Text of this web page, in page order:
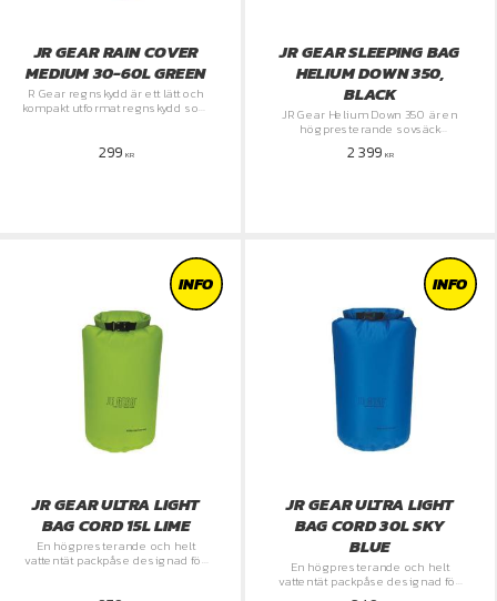
JR GEAR RAIN COVER
MEDIUM 30-60L GREEN
R Gear regnskydd är ett lätt och
kompakt utformat regnskydd som
299 KR
JR GEAR SLEEPING BAG
HELIUM DOWN 350,
BLACK
JR Gear Helium Down 350 är en
högpresterande sovsäck
prioriterar låg vikt utan att
2 399 KR
JR GEAR ULTRA LIGHT
BAG CORD 15L LIME
En högpresterande och helt
vattentät packpåse designad för
INFO
JR GEAR ULTRA LIGHT
BAG CORD 30L SKY
BLUE
En högpresterande och helt
vattentät packpåse designad för
INFO